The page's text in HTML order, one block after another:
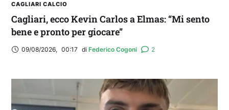
CAGLIARI CALCIO
Cagliari, ecco Kevin Carlos a Elmas: “Mi sento
bene e pronto per giocare”
09/08/2026, 00:17 di Federico Cogoni 2